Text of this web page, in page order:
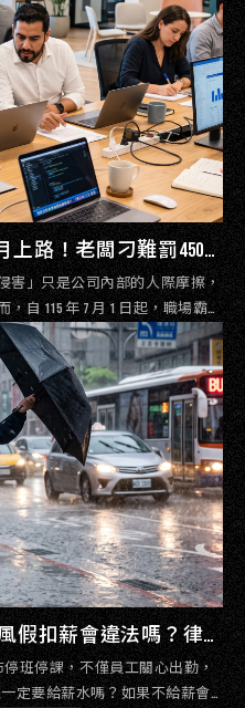
上路！老闆刁難罰450
懶人包｜蕭告律師事
害」只是公司內部的人際摩擦，
自 115 年 7 月 1 日起，職場霸凌
雇主「法定義務」。新制不僅將
政責任，更破天荒針對「大老闆
權力。本篇文章由蕭告律師團隊
假扣薪會違法嗎？律
通勤補助與特休折抵
班停課，不僅員工關心出勤，
定要給薪水嗎？如果不給薪會